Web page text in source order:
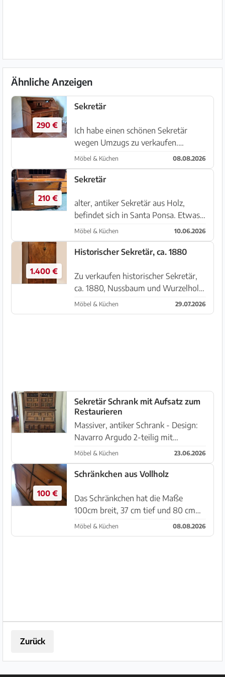
Ähnliche Anzeigen
290 €
Sekretär
Ich habe einen schönen Sekretär
wegen Umzugs zu verkaufen.
Massivholz, Oberteil mit Rollo,
abnehmbar zum Transport.
Dunkelbraun, äusserst praktisch, viel
Guter Zust...
Möbel & Küchen 08.08.2026
210 €
Sekretär
alter, antiker Sekretär aus Holz,
befindet sich in Santa Ponsa. Etwas
ganz spezielles für Liebhaber. Maße:
Höhe: 115cm; Breite: 112cm; Tiefe:
56cm
Möbel & Küchen 10.06.2026
1.400 €
Historischer Sekretär, ca. 1880
Zu verkaufen historischer Sekretär,
ca. 1880, Nussbaum und Wurzelholz,
sehr guter Zustand, ausgezeichnete
Verarbeitung, restauriert, mit
Möbel & Küchen 29.07.2026
Sekretär Schrank mit Aufsatz zum
Restaurieren
Massiver, antiker Schrank - Design:
Navarro Argudo 2-teilig mit
schwarzen Metallbeschlägen
Abmessungen: Höhe 203 cm Breite
96 cm Tiefe Unterteil 49 cm Tiefe
C...
Möbel & Küchen 23.06.2026
100 €
Schränkchen aus Vollholz
Das Schränkchen hat die Maße
100cm breit, 37 cm tief und 80 cm
hoch. Es ist Vollholz und ich habe
auch noch einen grossen
Möbel & Küchen 08.08.2026
Zurück